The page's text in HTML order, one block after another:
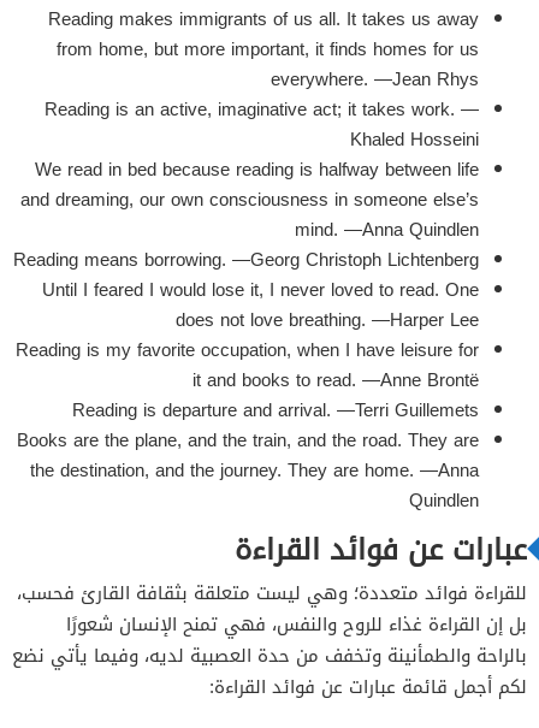
Reading makes immigrants of us all. It takes us away
from home, but more important, it finds homes for us
everywhere. —Jean Rhys
Reading is an active, imaginative act; it takes work. —
Khaled Hosseini
We read in bed because reading is halfway between life
and dreaming, our own consciousness in someone else’s
mind. —Anna Quindlen
Reading means borrowing. —Georg Christoph Lichtenberg
Until I feared I would lose it, I never loved to read. One
does not love breathing. —Harper Lee
Reading is my favorite occupation, when I have leisure for
it and books to read. —Anne Brontë
Reading is departure and arrival. —Terri Guillemets
Books are the plane, and the train, and the road. They are
the destination, and the journey. They are home. —Anna
Quindlen
عبارات عن فوائد القراءة
للقراءة فوائد متعددة؛ وهي ليست متعلقة بثقافة القارئ فحسب،
بل إن القراءة غذاء للروح والنفس، فهي تمنح الإنسان شعورًا
بالراحة والطمأنينة وتخفف من حدة العصبية لديه، وفيما يأتي نضع
لكم أجمل قائمة عبارات عن فوائد القراءة: